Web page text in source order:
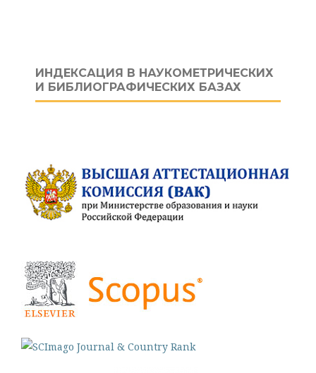
ИНДЕКСАЦИЯ В НАУКОМЕТРИЧЕСКИХ
И БИБЛИОГРАФИЧЕСКИХ БАЗАХ